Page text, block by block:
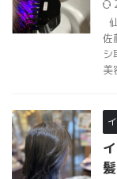
佐
美